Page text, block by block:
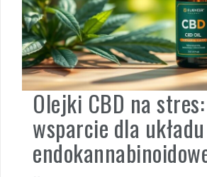
Olejki CBD na
wsparcie dla układu